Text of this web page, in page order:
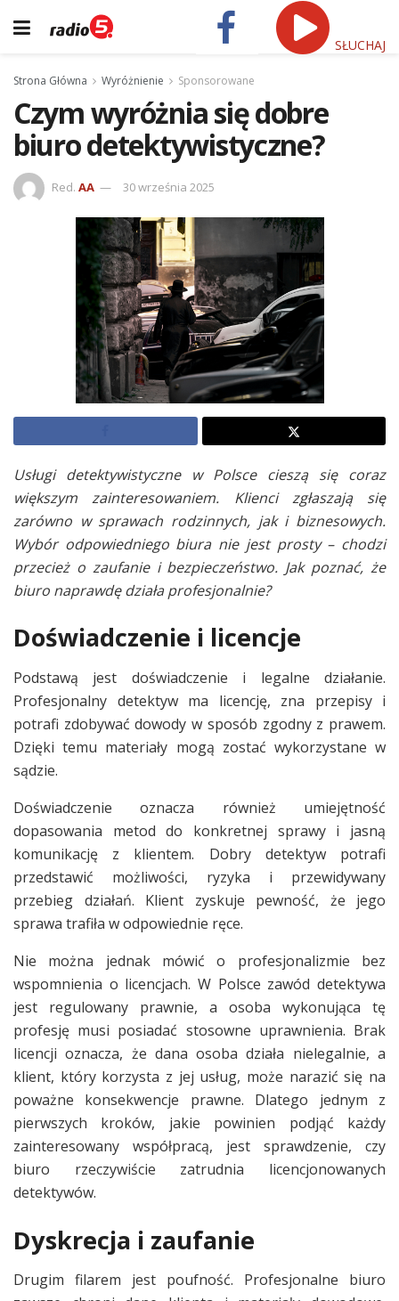
SŁUCHAJ
Strona Główna Wyróżnienie Sponsorowane
Czym wyróżnia się dobre
biuro detektywistyczne?
Red. AA 30 września 2025
Usługi detektywistyczne w Polsce cieszą się coraz
większym zainteresowaniem. Klienci zgłaszają się
zarówno w sprawach rodzinnych, jak i biznesowych.
Wybór odpowiedniego biura nie jest prosty – chodzi
przecież o zaufanie i bezpieczeństwo. Jak poznać, że
biuro naprawdę działa profesjonalnie?
Doświadczenie i licencje
Podstawą jest doświadczenie i legalne działanie.
Profesjonalny detektyw ma licencję, zna przepisy i
potrafi zdobywać dowody w sposób zgodny z prawem.
Dzięki temu materiały mogą zostać wykorzystane w
sądzie.
Doświadczenie oznacza również umiejętność
dopasowania metod do konkretnej sprawy i jasną
komunikację z klientem. Dobry detektyw potrafi
przedstawić możliwości, ryzyka i przewidywany
przebieg działań. Klient zyskuje pewność, że jego
sprawa trafiła w odpowiednie ręce.
Nie można jednak mówić o profesjonalizmie bez
wspomnienia o licencjach. W Polsce zawód detektywa
jest regulowany prawnie, a osoba wykonująca tę
profesję musi posiadać stosowne uprawnienia. Brak
licencji oznacza, że dana osoba działa nielegalnie, a
klient, który korzysta z jej usług, może narazić się na
poważne konsekwencje prawne. Dlatego jednym z
pierwszych kroków, jakie powinien podjąć każdy
zainteresowany współpracą, jest sprawdzenie, czy
biuro rzeczywiście zatrudnia licencjonowanych
detektywów.
Dyskrecja i zaufanie
Drugim filarem jest poufność. Profesjonalne biuro